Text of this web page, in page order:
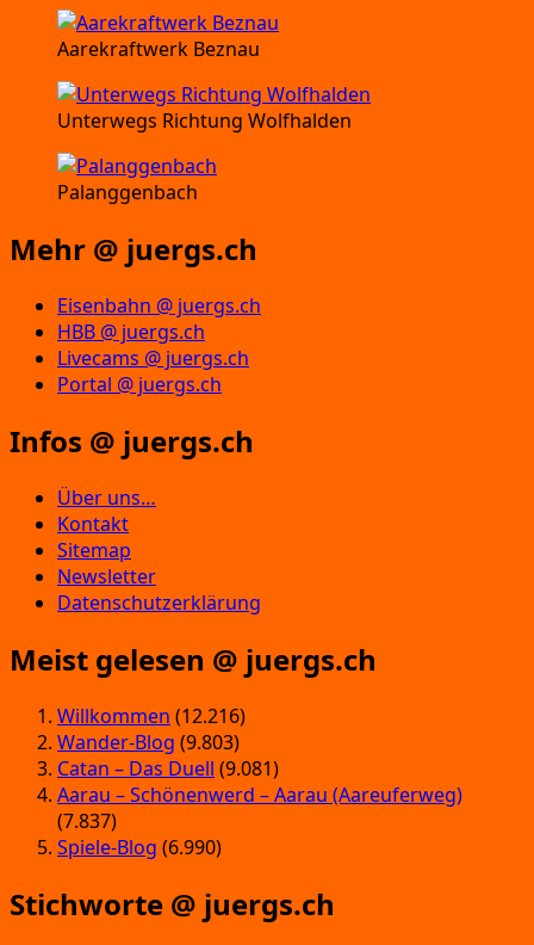
Aarekraftwerk Beznau
Unterwegs Richtung Wolfhalden
Palanggenbach
Mehr @ juergs.ch
Eisenbahn @ juergs.ch
HBB @ juergs.ch
Livecams @ juergs.ch
Portal @ juergs.ch
Infos @ juergs.ch
Über uns…
Kontakt
Sitemap
Newsletter
Datenschutzerklärung
Meist gelesen @ juergs.ch
Willkommen (12.216)
Wander-Blog (9.803)
Catan – Das Duell (9.081)
Aarau – Schönenwerd – Aarau (Aareuferweg)
(7.837)
Spiele-Blog (6.990)
Stichworte @ juergs.ch